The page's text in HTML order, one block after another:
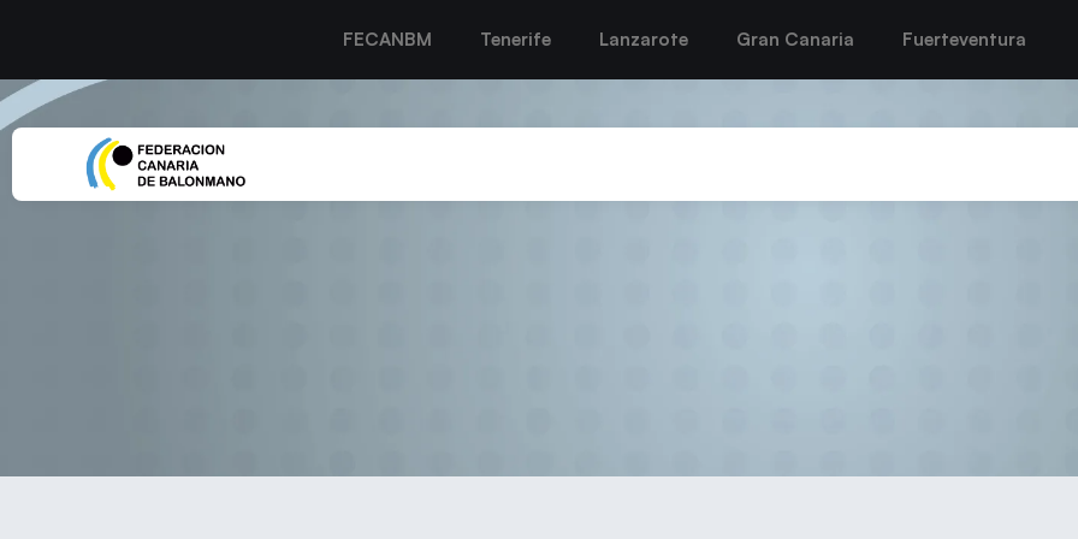
FECANBM Tenerife Lanzarote Gran Canaria Fuerteventura
El Territorial del CB Puerto del Carmen debuta con